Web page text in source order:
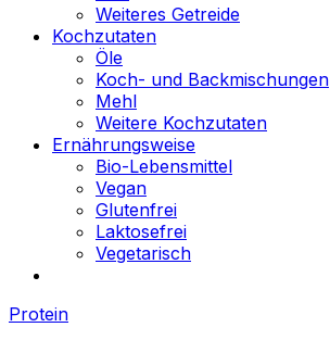
Weiteres Getreide
Kochzutaten
Öle
Koch- und Backmischungen
Mehl
Weitere Kochzutaten
Ernährungsweise
Bio-Lebensmittel
Vegan
Glutenfrei
Laktosefrei
Vegetarisch
Protein